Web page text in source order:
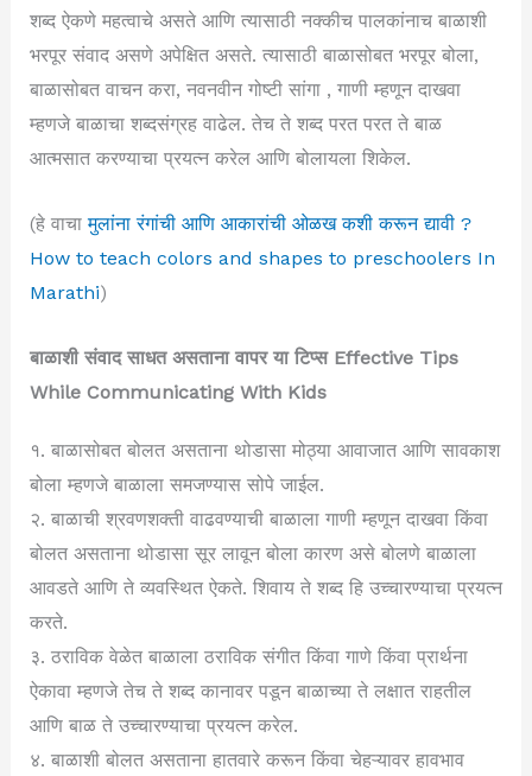
शब्द ऐकणे महत्वाचे असते आणि त्यासाठी नक्कीच पालकांनाच बाळाशी
भरपूर संवाद असणे अपेक्षित असते. त्यासाठी बाळासोबत भरपूर बोला,
बाळासोबत वाचन करा, नवनवीन गोष्टी सांगा , गाणी म्हणून दाखवा
म्हणजे बाळाचा शब्दसंग्रह वाढेल. तेच ते शब्द परत परत ते बाळ
आत्मसात करण्याचा प्रयत्न करेल आणि बोलायला शिकेल.
(हे वाचामुलांना रंगांची आणि आकारांची ओळख कशी करून द्यावी ?
How to teach colors and shapes to preschoolers In
Marathi)
बाळाशी संवाद साधत असताना वापर या टिप्स Effective Tips
While Communicating With Kids
१. बाळासोबत बोलत असताना थोडासा मोठ्या आवाजात आणि सावकाश
बोला म्हणजे बाळाला समजण्यास सोपे जाईल.
२. बाळाची श्रवणशक्ती वाढवण्याची बाळाला गाणी म्हणून दाखवा किंवा
बोलत असताना थोडासा सूर लावून बोला कारण असे बोलणे बाळाला
आवडते आणि ते व्यवस्थित ऐकते. शिवाय ते शब्द हि उच्चारण्याचा प्रयत्न
करते.
३. ठराविक वेळेत बाळाला ठराविक संगीत किंवा गाणे किंवा प्रार्थना
ऐकावा म्हणजे तेच ते शब्द कानावर पडून बाळाच्या ते लक्षात राहतील
आणि बाळ ते उच्चारण्याचा प्रयत्न करेल.
४. बाळाशी बोलत असताना हातवारे करून किंवा चेहऱ्यावर हावभाव